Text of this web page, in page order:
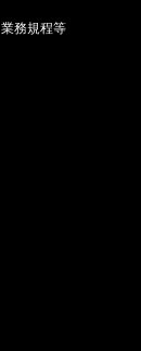
業務規程等